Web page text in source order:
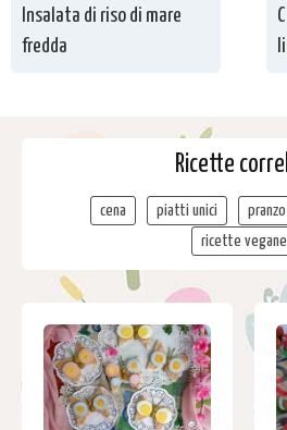
Insalata di riso di mare
fredda
Ricette
cena piatti unici pranzo
ricette vegane